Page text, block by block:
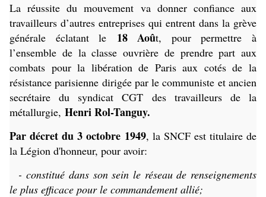
La réussite du mouvement va donner confiance aux
travailleurs d’autres entreprises qui entrent dans la grève
générale éclatant le
18 Août, pour permettre à
l’ensemble de la classe ouvrière de prendre part aux
combats pour la libération de Paris aux cotés de la
résistance parisienne dirigée par le communiste et ancien
secrétaire du syndicat CGT des travailleurs de la
métallurgie, Henri Rol-Tanguy.
Par décret du 3 octobre 1949, la SNCF est titulaire de
la Légion d'honneur, pour avoir:
- constitué dans son sein le réseau de renseignements
le plus efficace pour le commandement allié;